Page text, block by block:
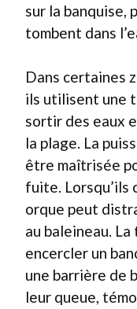
sur la banquise,
tombent dans
Dans certaines
ils utilisent une
sortir des eaux
la plage. La
être maîtrisée
fuite. Lorsqu’ils
orque peut
au baleineau.
encercler un
une barrière de
leur queue,